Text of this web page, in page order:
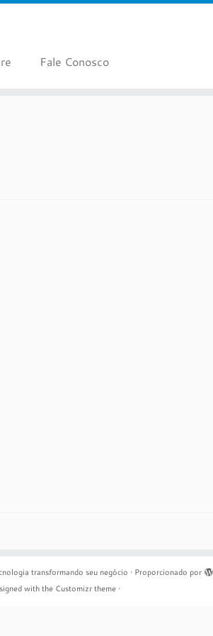
Fale Conosco
transformando seu negócio · Proporcionado por
with the Customizr theme ·